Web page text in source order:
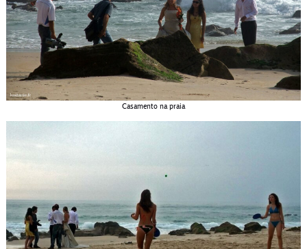
Casamento na praia